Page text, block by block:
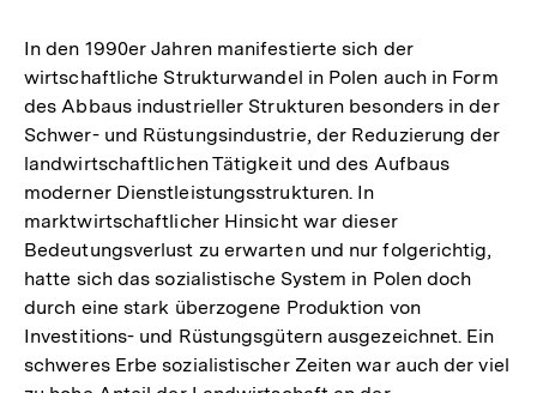
In den 1990er Jahren manifestierte sich der
wirtschaftliche Strukturwandel in Polen auch in Form
des Abbaus industrieller Strukturen besonders in der
Schwer- und Rüstungsindustrie, der Reduzierung der
landwirtschaftlichen Tätigkeit und des Aufbaus
moderner Dienstleistungsstrukturen. In
marktwirtschaftlicher Hinsicht war dieser
Bedeutungsverlust zu erwarten und nur folgerichtig,
hatte sich das sozialistische System in Polen doch
durch eine stark überzogene Produktion von
Investitions- und Rüstungsgütern ausgezeichnet. Ein
schweres Erbe sozialistischer Zeiten war auch der viel